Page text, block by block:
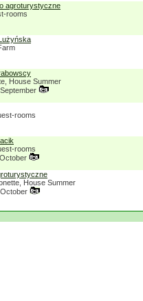
agroturystyczne
rooms
House Summer
rooms
rooms
House Summer